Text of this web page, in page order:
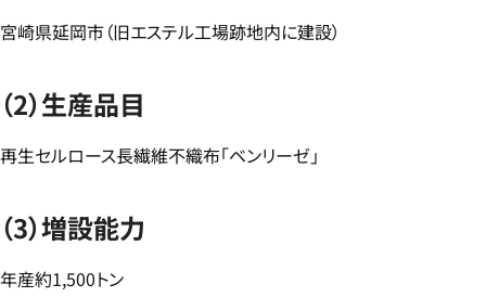
宮崎県延岡市（旧エステル工場跡地内に建設）
（2）生産品目
再生セルロース長繊維不織布「ベンリーゼ」
（3）増設能力
年産約1,500トン